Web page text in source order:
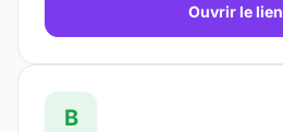
Ouvrir le lien
B